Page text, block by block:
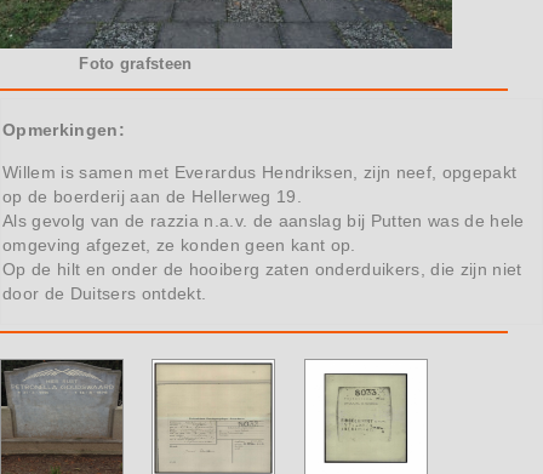
Foto grafsteen
Opmerkingen:
Willem is samen met Everardus Hendriksen, zijn neef, opgepakt
op de boerderij aan de Hellerweg 19.
Als gevolg van de razzia n.a.v. de aanslag bij Putten was de hele
omgeving afgezet, ze konden geen kant op.
Op de hilt en onder de hooiberg zaten onderduikers, die zijn niet
door de Duitsers ontdekt.